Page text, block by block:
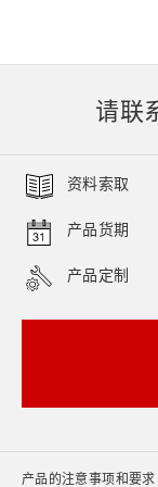
请联
资料索取
产品货期
产品定制
产品的注意事项和要求